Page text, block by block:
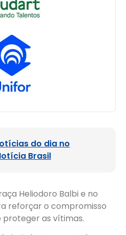
do dia no
Brasil
Heliodoro Balbi e no
reforçar o compromisso
as vítimas.